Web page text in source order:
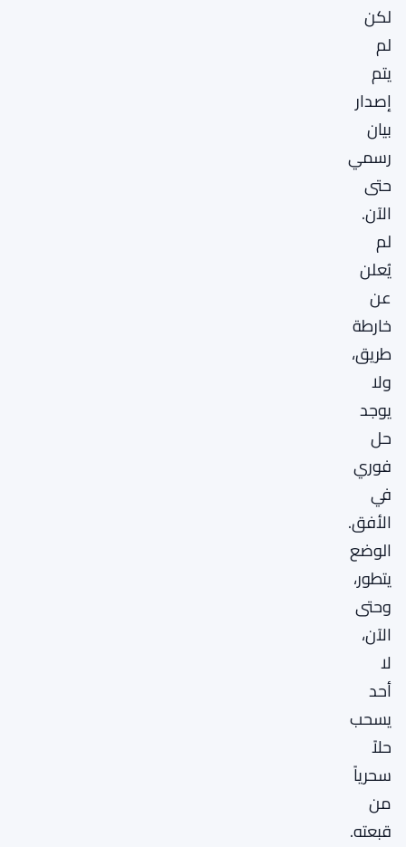
لكن
لم
يتم
إصدار
بيان
رسمي
حتى
الآن.
لم
يُعلن
عن
خارطة
طريق،
ولا
يوجد
حل
فوري
في
الأفق.
الوضع
يتطور،
وحتى
الآن،
لا
أحد
يسحب
حلاً
سحرياً
من
قبعته.